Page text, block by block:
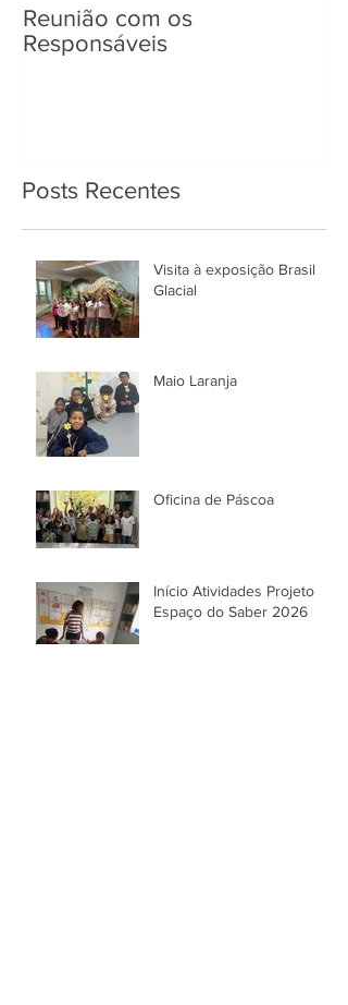
Reunião com os
Responsáveis
Posts Recentes
Visita à exposição Brasil
Glacial
Maio Laranja
Oficina de Páscoa
Início Atividades Projeto
Espaço do Saber 2026